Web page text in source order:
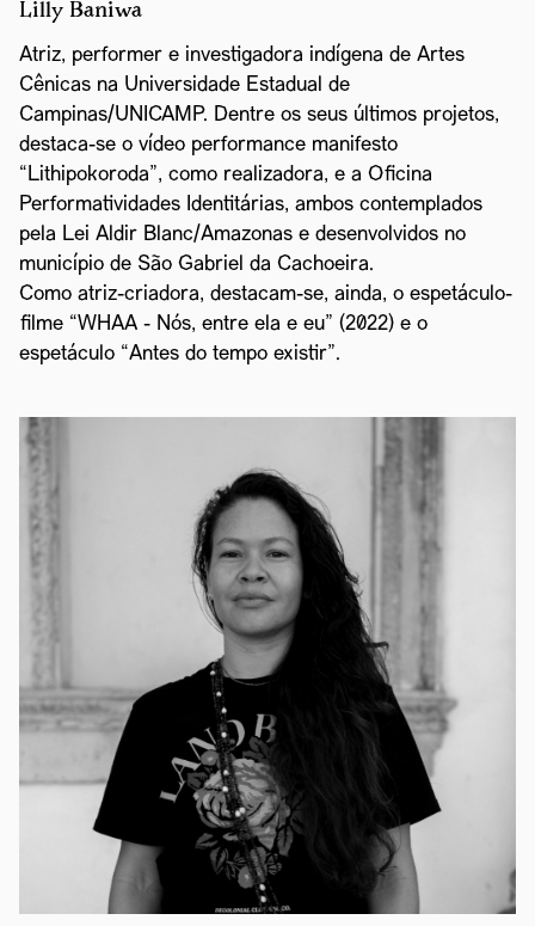
Lilly Baniwa
Atriz, performer e investigadora indígena de Artes
Cênicas na Universidade Estadual de
Campinas/UNICAMP. Dentre os seus últimos projetos,
destaca-se o vídeo performance manifesto
“Lithipokoroda”, como realizadora, e a Oficina
Performatividades Identitárias, ambos contemplados
pela Lei Aldir Blanc/Amazonas e desenvolvidos no
município de São Gabriel da Cachoeira.
Como atriz-criadora, destacam-se, ainda, o espetáculo-
filme “WHAA - Nós, entre ela e eu” (2022) e o
espetáculo “Antes do tempo existir”.